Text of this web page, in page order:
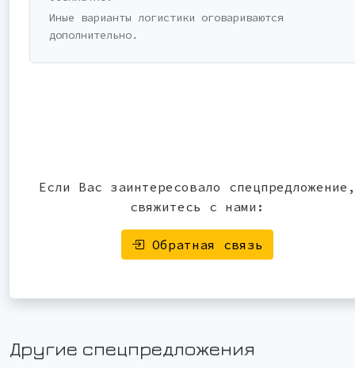
Иные варианты логистики оговариваются
дополнительно.
Если Вас заинтересовало спецпредложение,
свяжитесь с нами:
Обратная связь
Другие спецпредложения